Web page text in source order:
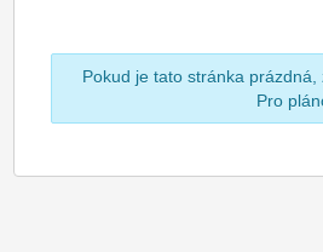
Pokud je tato stránka
Pro